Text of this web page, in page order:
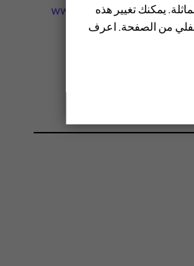
www.who.int/health-
يمكنك تغيير هذه
من الصفحة. اعرف